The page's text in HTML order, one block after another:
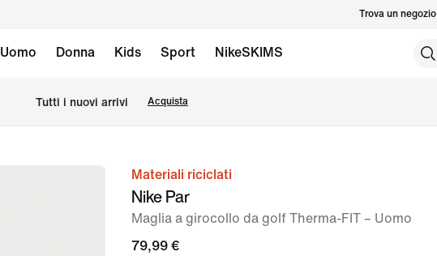
Trova un negozio
Uomo Donna Kids Sport NikeSKIMS
Tutti i nuovi arrivi Acquista
immagine
Materiali riciclati
Nike Par
Maglia a girocollo da golf Therma-FIT – Uomo
79,99 €